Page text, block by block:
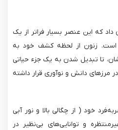
که این عنصر بسیار فراتر از یک
است. زنون از لحظه کشف خود به
تا تبدیل شدن به یک جزء حیاتی
مرزهای دانش و نوآوری قرار داشته
خود ( از چگالی بالا و نور آبی
و توانایی‌های بی‌نظیر در